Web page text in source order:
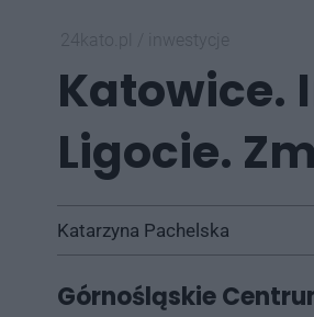
Katowice.
Ligocie.
Katarzyna Pachelska
Górnośląskie